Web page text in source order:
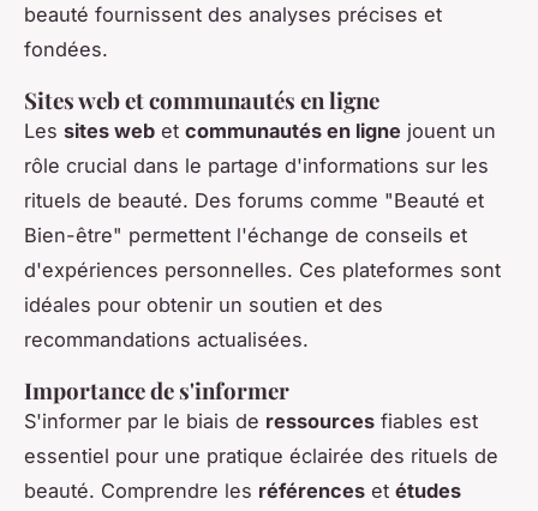
beauté fournissent des analyses précises et
fondées.
Sites web et communautés en ligne
Les sites web et communautés en ligne jouent un
rôle crucial dans le partage d'informations sur les
rituels de beauté. Des forums comme "Beauté et
Bien-être" permettent l'échange de conseils et
d'expériences personnelles. Ces plateformes sont
idéales pour obtenir un soutien et des
recommandations actualisées.
Importance de s'informer
S'informer par le biais de ressources fiables est
essentiel pour une pratique éclairée des rituels de
beauté. Comprendre les références et études